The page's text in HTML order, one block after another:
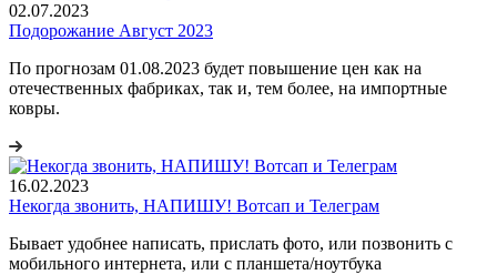
02.07.2023
Подорожание Август 2023
По прогнозам 01.08.2023 будет повышение цен как на
отечественных фабриках, так и, тем более, на импортные
ковры.
16.02.2023
Некогда звонить, НАПИШУ! Вотсап и Телеграм
Бывает удобнее написать, прислать фото, или позвонить с
мобильного интернета, или с планшета/ноутбука